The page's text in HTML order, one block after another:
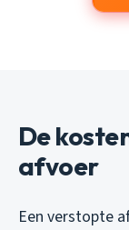
De
afvoer
Een verstopte